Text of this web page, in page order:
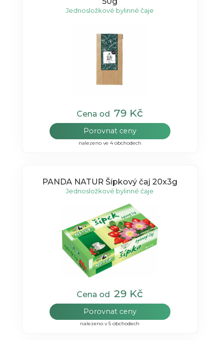
Jednosložkové bylinné čaje
Cena od 79 Kč
Porovnat ceny
nalezeno ve 4 obchodech
PANDA NATUR Šípkový čaj 20x3g
Jednosložkové bylinné čaje
Cena od29 Kč
Porovnat ceny
nalezeno v 5 obchodech